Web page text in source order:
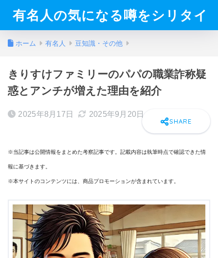
有名人の気になる噂をシリタイ
ホーム 有名人 豆知識・その他
きりすけファミリーのパパの職業詐称疑
惑とアンチが増えた理由を紹介
2025年8月17日 2025年9月20日
※当記事は公開情報をまとめた考察記事です。記載内容は執筆時点で確認できた情
報に基づきます。
※本サイトのコンテンツには、商品プロモーションが含まれています。